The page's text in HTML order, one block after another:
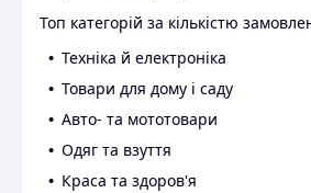
Топ категорій за кількістю
Техніка й електроніка
Товари для дому і саду
Авто- та мототовари
Одяг та взуття
Краса та здоров'я